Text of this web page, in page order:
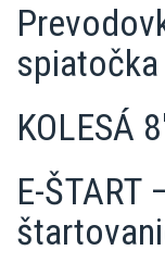
spiatočka
KOLESÁ
E-ŠTART